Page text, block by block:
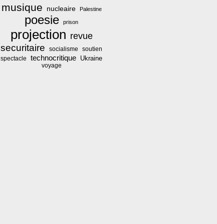
musique nucleaire Palestine
poesie prison
projection revue
securitaire socialisme
soutien
spectacle
technocritique Ukraine
voyage